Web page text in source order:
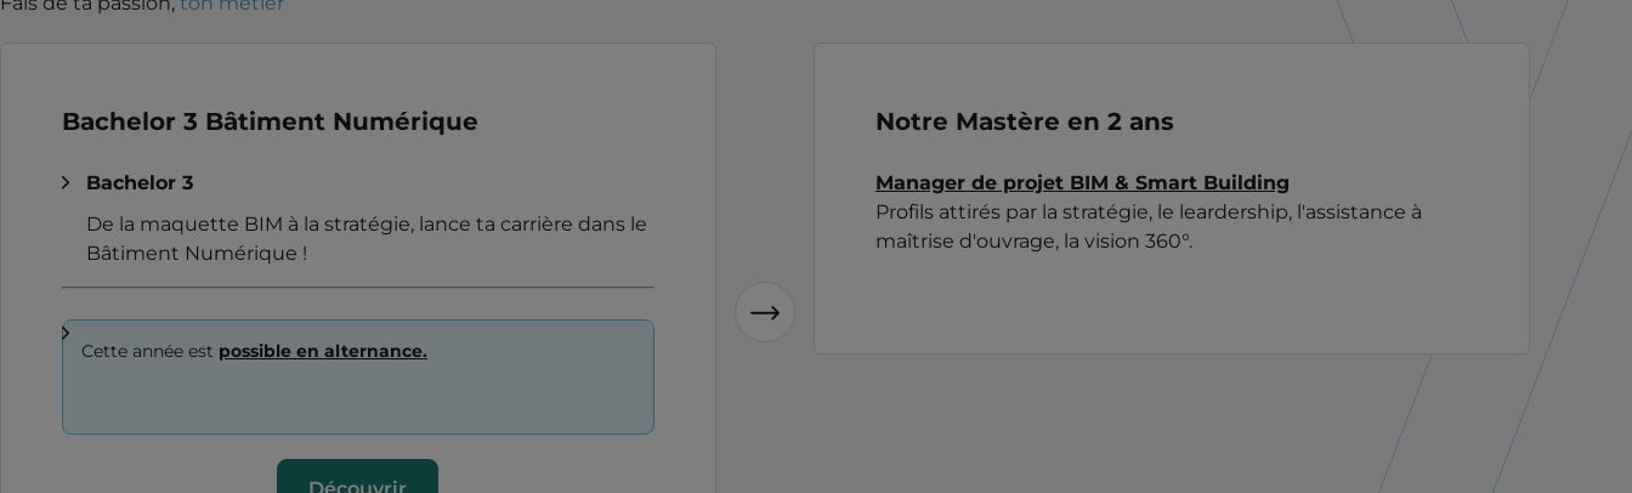
Bachelor 3 Bâtiment Numérique
Bachelor 3
De la maquette BIM à la stratégie, lance ta carrière dans le
Bâtiment Numérique !
Cette année est possible en alternance.
Notre Mastère en 2 ans
Manager de projet BIM & Smart Building
Profils attirés par la stratégie, le leardership, l'assistance à
maîtrise d'ouvrage, la vision 360°.